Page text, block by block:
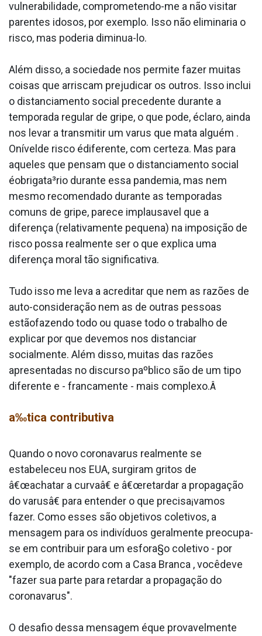
vulnerabilidade, comprometendo-me a não visitar
parentes idosos, por exemplo. Isso não eliminaria o
risco, mas poderia diminua­-lo.
Além disso, a sociedade nos permite fazer muitas
coisas que arriscam prejudicar os outros. Isso inclui
o distanciamento social precedente durante a
temporada regular de gripe, o que pode, éclaro, ainda
nos levar a transmitir um va­rus que mata alguém .
Onívelde risco édiferente, com certeza. Mas para
aqueles que pensam que o distanciamento social
éobrigata³rio durante essa pandemia, mas nem
mesmo recomendado durante as temporadas
comuns de gripe, parece implausa­vel que a
diferença (relativamente pequena) na imposição de
risco possa realmente ser o que explica uma
diferença moral tão significativa.
Tudo isso me leva a acreditar que nem as razões de
auto-consideração nem as de outras pessoas
estãofazendo todo ou quase todo o trabalho de
explicar por que devemos nos distanciar
socialmente. Além disso, muitas das razões
apresentadas no discurso paºblico são de um tipo
diferente e - francamente - mais complexo.Â
a‰tica contributiva
Quando o novo coronava­rus realmente se
estabeleceu nos EUA, surgiram gritos de
â€œachatar a curvaâ€ e â€œretardar a propagação
do va­rusâ€ para entender o que precisa¡vamos
fazer. Como esses são objetivos coletivos, a
mensagem para os indivíduos geralmente preocupa-
se em contribuir para um esfora§o coletivo - por
exemplo, de acordo com a Casa Branca , vocêdeve
"fazer sua parte para retardar a propagação do
coronava­rus".
O desafio dessa mensagem éque provavelmente